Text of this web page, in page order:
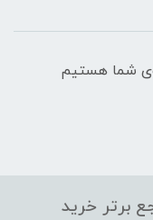
برتر خرید